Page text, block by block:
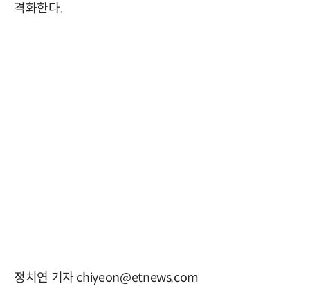
격화한다.
정치연 기자 chiyeon@etnews.com